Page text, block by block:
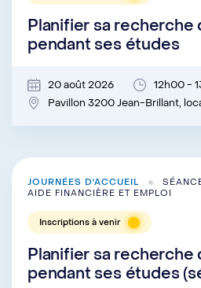
Planifier sa recherche
pendant ses études
20 août 2026
12h00 -
Pavillon 3200 Jean-Brillant,
JOURNÉES D'ACCUEIL
AIDE FINANCIÈRE ET EMPLOI
Inscriptions à venir
Planifier sa recherche
pendant ses études